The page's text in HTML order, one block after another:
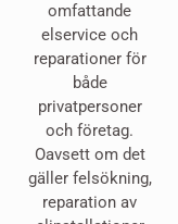
omfattande
elservice och
reparationer för
både
privatpersoner
och företag.
Oavsett om det
gäller felsökning,
reparation av